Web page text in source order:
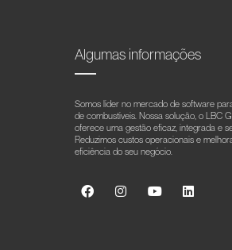
Algumas informações
Somos líder no mercado de software
de combustíveis. Nossa solução, o LBC
oferece uma gestão eficaz, integrada e
Reduzimos custos operacionais e
eficiência do seu negócio.